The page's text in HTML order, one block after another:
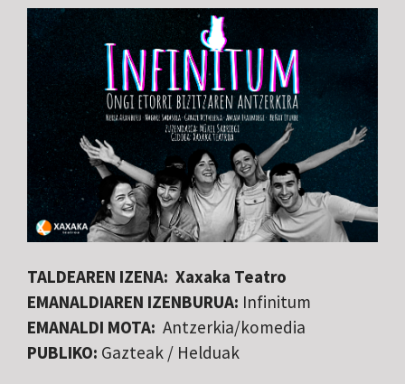
TALDEAREN IZENA: Xaxaka Teatro
EMANALDIAREN IZENBURUA: Infinitum
EMANALDI MOTA: Antzerkia/komedia
PUBLIKO: Gazteak / Helduak